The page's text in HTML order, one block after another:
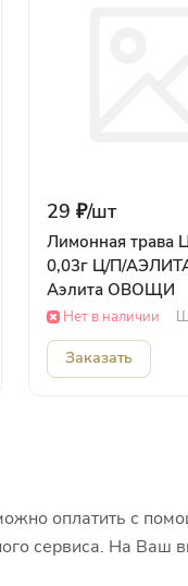
29 ₽/шт
Лимонная трава
0,03г Ц/П/
Аэлита ОВОЩИ
Нет в наличии
Заказать
оплатить с
сервиса. На Ваш